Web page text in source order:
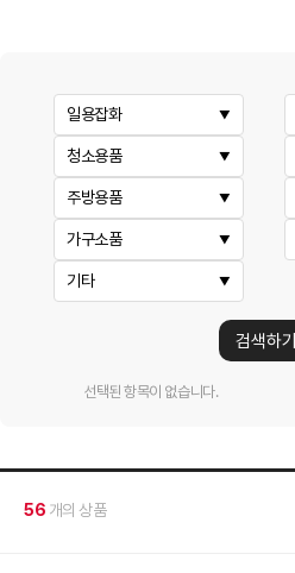
일용잡화
청소용품
주방용품
가구소품
기타
검색하기
선택된 항목이 없습니다.
56 개의 상품